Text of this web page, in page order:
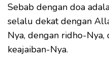
Sebab dengan doa
selalu dekat dengan
Nya, dengan ridho-Nya,
keajaiban-Nya.